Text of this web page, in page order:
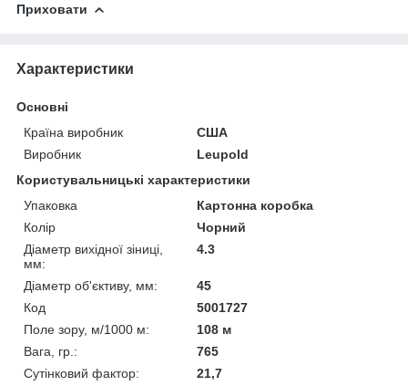
Приховати
Характеристики
Основні
Країна виробник
США
Виробник
Leupold
Користувальницькі характеристики
Упаковка
Картонна коробка
Колір
Чорний
Діаметр вихідної зіниці,
мм:
4.3
Діаметр об'єктиву, мм:
45
Код
5001727
Поле зору, м/1000 м:
108 м
Вага, гр.:
765
Сутінковий фактор:
21,7